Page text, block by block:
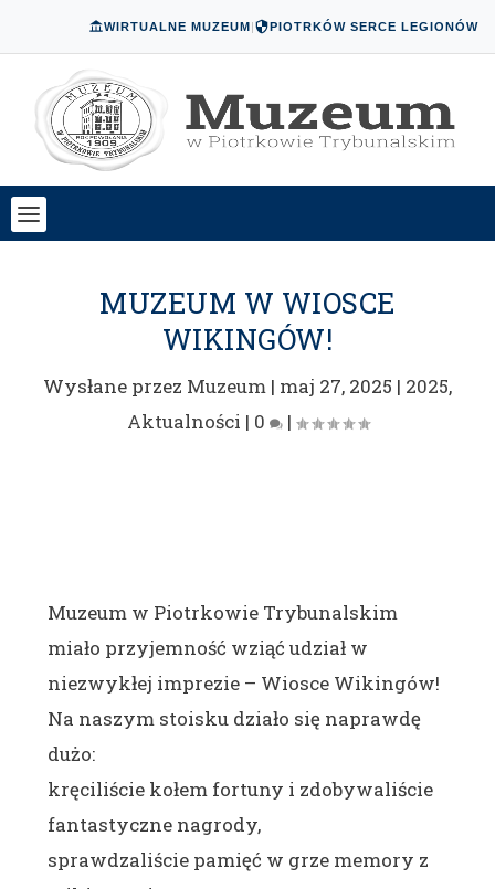
WIRTUALNE MUZEUM| PIOTRKÓW SERCE LEGIONÓW
MUZEUM W WIOSCE
WIKINGÓW!
Wysłane przez Muzeum | maj 27, 2025 | 2025,
Aktualności | 0 |
Muzeum w Piotrkowie Trybunalskim
miało przyjemność wziąć udział w
niezwykłej imprezie – Wiosce Wikingów!
Na naszym stoisku działo się naprawdę
dużo:
kręciliście kołem fortuny i zdobywaliście
fantastyczne nagrody,
sprawdzaliście pamięć w grze memory z